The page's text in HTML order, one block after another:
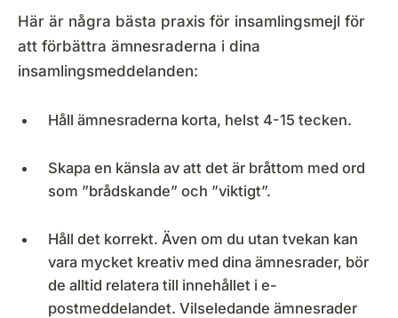
Här är några bästa praxis för insamlingsmejl för
att förbättra ämnesraderna i dina
insamlingsmeddelanden:
Håll ämnesraderna korta, helst 4-15 tecken.
Skapa en känsla av att det är bråttom med ord
som ”brådskande” och ”viktigt”.
Håll det korrekt. Även om du utan tvekan kan
vara mycket kreativ med dina ämnesrader, bör
de alltid relatera till innehållet i e-
postmeddelandet. Vilseledande ämnesrader